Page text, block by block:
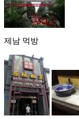
제남 먹방